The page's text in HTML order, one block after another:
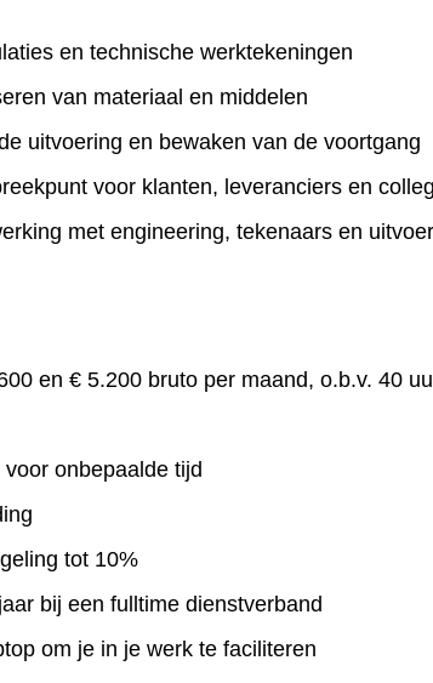
en technische werktekeningen
van materiaal en middelen
uitvoering en bewaken van de voortgang
voor klanten, leveranciers en
met engineering, tekenaars en
en € 5.200 bruto per maand, o.b.v. 40
onbepaalde tijd
tot 10%
bij een fulltime dienstverband
om je in je werk te faciliteren